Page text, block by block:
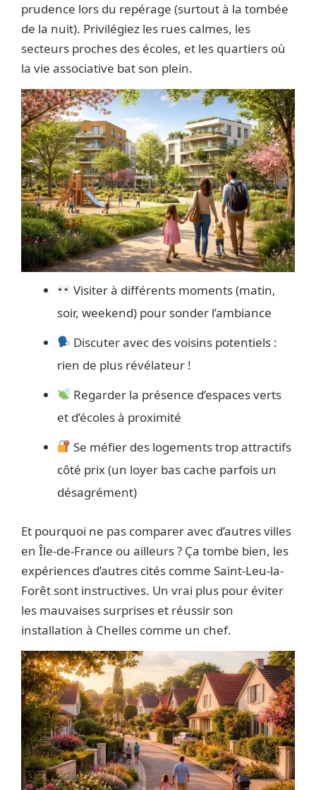
prudence lors du repérage (surtout à la tombée
de la nuit). Privilégiez les rues calmes, les
secteurs proches des écoles, et les quartiers où
la vie associative bat son plein.
Visiter à différents moments (matin,
soir, weekend) pour sonder l’ambiance
Discuter avec des voisins potentiels :
rien de plus révélateur !
Regarder la présence d’espaces verts
et d’écoles à proximité
Se méfier des logements trop attractifs
côté prix (un loyer bas cache parfois un
désagrément)
Et pourquoi ne pas comparer avec d’autres villes
en Île-de-France ou ailleurs ? Ça tombe bien, les
expériences d’autres cités comme Saint-Leu-la-
Forêt sont instructives. Un vrai plus pour éviter
les mauvaises surprises et réussir son
installation à Chelles comme un chef.